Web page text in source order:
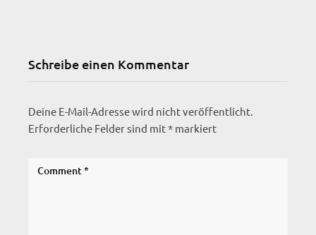
Schreibe einen Kommentar
Deine E-Mail-Adresse wird nicht veröffentlicht.
Erforderliche Felder sind mit* markiert